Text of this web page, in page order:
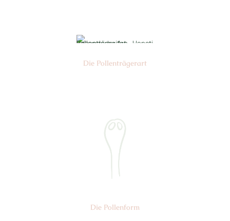
Die Pollen­trägerart
Die Pollen­form